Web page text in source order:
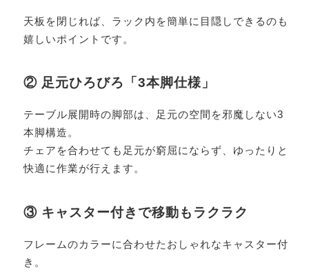
天板を閉じれば、ラック内を簡単に目隠しできるのも
嬉しいポイントです。
② 足元ひろびろ「3本脚仕様」
テーブル展開時の脚部は、足元の空間を邪魔しない3
本脚構造。
チェアを合わせても足元が窮屈にならず、ゆったりと
快適に作業が行えます。
③ キャスター付きで移動もラクラク
フレームのカラーに合わせたおしゃれなキャスター付
き。